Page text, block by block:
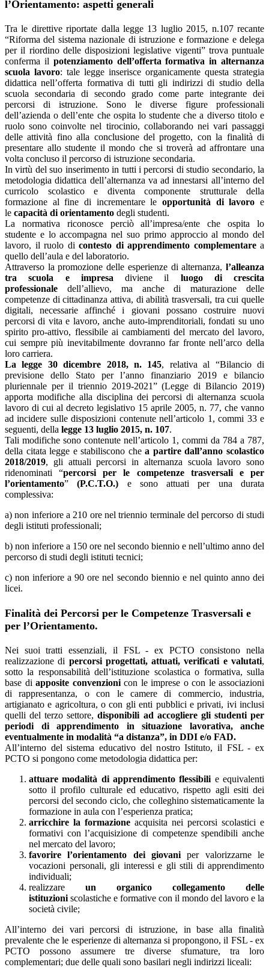
l’Orientamento: aspetti generali
Tra le direttive riportate dalla legge 13 luglio 2015, n.107 recante
“Riforma del sistema nazionale di istruzione e formazione e delega
per il riordino delle disposizioni legislative vigenti” trova puntuale
conferma il potenziamento dell’offerta formativa in alternanza
scuola lavoro: tale legge inserisce organicamente questa strategia
didattica nell’offerta formativa di tutti gli indirizzi di studio della
scuola secondaria di secondo grado come parte integrante dei
percorsi di istruzione. Sono le diverse figure professionali
dell’azienda o dell’ente che ospita lo studente che a diverso titolo e
ruolo sono coinvolte nel tirocinio, collaborando nei vari passaggi
delle attività fino alla conclusione del progetto, con la finalità di
presentare allo studente il mondo che si troverà ad affrontare una
volta concluso il percorso di istruzione secondaria.
In virtù del suo inserimento in tutti i percorsi di studio secondario, la
metodologia didattica dell’alternanza va ad innestarsi all’interno del
curricolo scolastico e diventa componente strutturale della
formazione al fine di incrementare le opportunità di lavoro e
le capacità di orientamento degli studenti.
La normativa riconosce perciò all’impresa/ente che ospita lo
studente e lo accompagna nel suo primo approccio al mondo del
lavoro, il ruolo di contesto di apprendimento complementare a
quello dell’aula e del laboratorio.
Attraverso la promozione delle esperienze di alternanza, l’alleanza
tra scuola e impresa
diviene il
luogo di crescita
professionale
dell’allievo, ma anche di maturazione delle
competenze di cittadinanza attiva, di abilità trasversali, tra cui quelle
digitali, necessarie affinché i giovani possano costruire nuovi
percorsi di vita e lavoro, anche auto-imprenditoriali, fondati su uno
spirito pro-attivo, flessibile ai cambiamenti del mercato del lavoro,
cui sempre più inevitabilmente dovranno far fronte nell’arco della
loro carriera.
La legge 30 dicembre 2018, n. 145, relativa al “Bilancio di
previsione dello Stato per l’anno finanziario 2019 e bilancio
pluriennale per il triennio 2019-2021” (Legge di Bilancio 2019)
apporta modifiche alla disciplina dei percorsi di alternanza scuola
lavoro di cui al decreto legislativo 15 aprile 2005, n. 77, che vanno
ad incidere sulle disposizioni contenute nell’articolo 1, commi 33 e
seguenti, della legge 13 luglio 2015, n. 107.
Tali modifiche sono contenute nell’articolo 1, commi da 784 a 787,
della citata legge e stabiliscono che a partire dall’anno scolastico
2018/2019, gli attuali percorsi in alternanza scuola lavoro sono
ridenominati “percorsi per le competenze trasversali e per
l’orientamento” (P.C.T.O.)
e sono attuati per una durata
complessiva:
a) non inferiore a 210 ore nel triennio terminale del percorso di studi
degli istituti professionali;
b) non inferiore a 150 ore nel secondo biennio e nell’ultimo anno del
percorso di studi degli istituti tecnici;
c) non inferiore a 90 ore nel secondo biennio e nel quinto anno dei
licei.
Finalità dei Percorsi per le Competenze Trasversali e
per l’Orientamento.
Nei suoi tratti essenziali, il FSL - ex PCTO consistono nella
realizzazione di percorsi progettati, attuati, verificati e valutati,
sotto la responsabilità dell’istituzione scolastica o formativa, sulla
base di apposite convenzioni con le imprese o con le associazioni
di rappresentanza, o con le camere di commercio, industria,
artigianato e agricoltura, o con gli enti pubblici e privati, ivi inclusi
quelli del terzo settore, disponibili ad accogliere gli studenti per
periodi di apprendimento in situazione lavorativa, anche
eventualmente in modalità “a distanza”, in DDI e/o FAD.
All’interno del sistema educativo del nostro Istituto, il FSL - ex
PCTO si pongono come metodologia didattica per:
attuare modalità di apprendimento flessibili e equivalenti
sotto il profilo culturale ed educativo, rispetto agli esiti dei
percorsi del secondo ciclo, che colleghino sistematicamente la
formazione in aula con l’esperienza pratica;
arricchire la formazione acquisita nei percorsi scolastici e
formativi con l’acquisizione di competenze spendibili anche
nel mercato del lavoro;
favorire l’orientamento dei giovani
per valorizzarne le
vocazioni personali, gli interessi e gli stili di apprendimento
individuali;
realizzare
un organico collegamento delle
istituzioni scolastiche e formative con il mondo del lavoro e la
società civile;
All’interno dei vari percorsi di istruzione, in base alla finalità
prevalente che le esperienze di alternanza si propongono, il FSL - ex
PCTO possono assumere tre diverse sfumature, tra loro
complementari; due delle quali sono basilari negli indirizzi liceali: